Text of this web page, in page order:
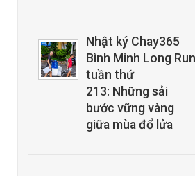
Nhật ký Chay365
Bình Minh Long Run
tuần thứ
213: Những sải
bước vững vàng
giữa mùa đổ lửa